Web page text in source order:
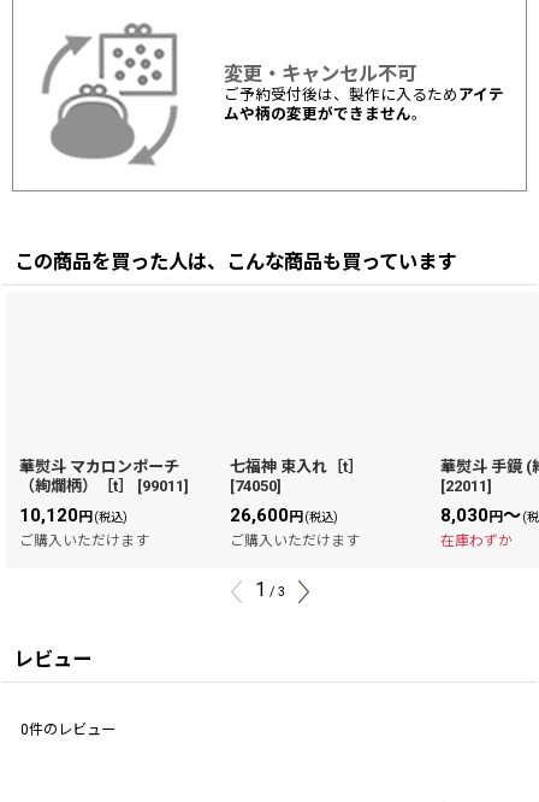
変更・キャンセル不可
ご予約受付後は、製作に入るため アイテ
ムや柄の変更ができません。
この商品を買った人は、こんな商品も買っています
華熨斗 マカロンポーチ
（絢爛柄）［t］
[99011]
10,120円 (税込)
ご購入いただけます
七福神 束入れ［t］
[74050]
26,600円 (税込)
ご購入いただけます
華熨斗 手鏡 (
[22011]
8,030円～(
在庫わずか
1 / 3
レビュー
0件のレビュー